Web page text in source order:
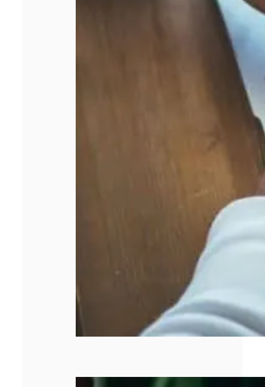
Pourquoi la